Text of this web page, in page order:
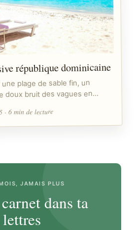
république dominicaine
plage de sable fin, un
doux bruit des vagues en…
· 6 min de lecture
JAMAIS PLUS
dans ta